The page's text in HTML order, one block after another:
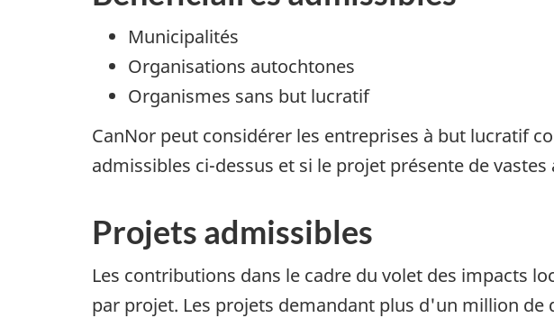
Municipalités
Organisations autochtones
Organismes sans but lucratif
CanNor peut considérer les entreprises à but lucratif
admissibles ci-dessus et si le projet présente de
Projets admissibles
Les contributions dans le cadre du volet des impacts
par projet. Les projets demandant plus d'un million de